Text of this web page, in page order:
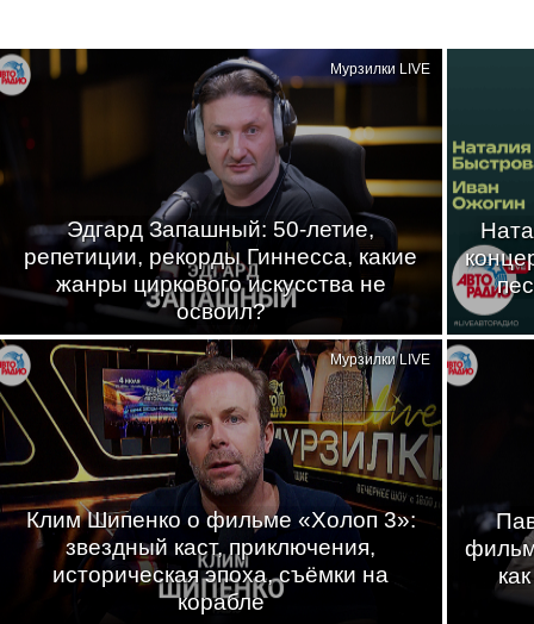
Эдгард Запашный: 50-летие,
репетиции, рекорды Гиннесса, какие
жанры циркового искусства не
освоил?
Мурзилки LIVE
Клим Шипенко о фильме «Холоп 3»:
звездный каст, приключения,
историческая эпоха, съёмки на
корабле
Мурзилки LIVE